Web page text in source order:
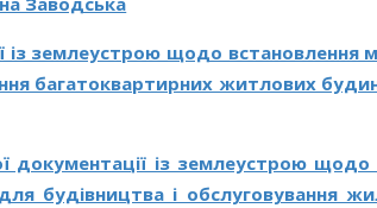
із землеустрою щодо встановлення
багатоквартирних житлових
документації із землеустрою щодо
будівництва і обслуговування